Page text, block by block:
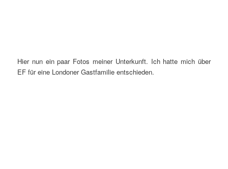
Hier nun ein paar Fotos meiner Unterkunft. Ich hatte mich über
EF für eine Londoner Gastfamilie entschieden.